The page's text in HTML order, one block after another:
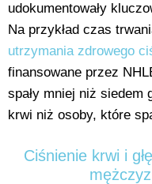
udokumentowały
Na przykład czas
utrzymania zdrowego
finansowane przez
spały mniej niż siedem
krwi niż osoby, które
Ciśnienie krwi i